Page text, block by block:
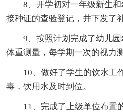
8、开学初对一年级新生和
接种证的查验登记，并下发了
9、按照计划完成了幼儿园
体重测量，每学期一次的视力
10、做好了学生的饮水工
毒，饮用水及时到位。
11、完成了上级单位布置